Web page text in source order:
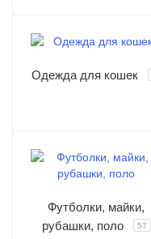
Одежда для кошек
Футболки, майки,
рубашки, поло
57